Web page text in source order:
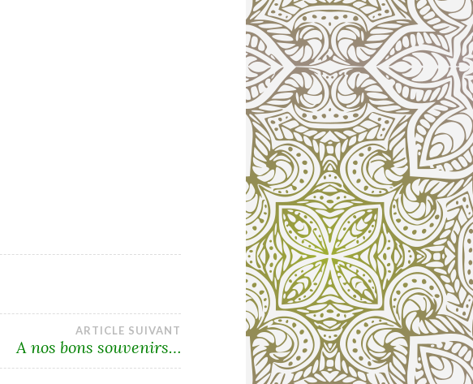
ARTICLE SUIVANT
A nos bons souvenirs…